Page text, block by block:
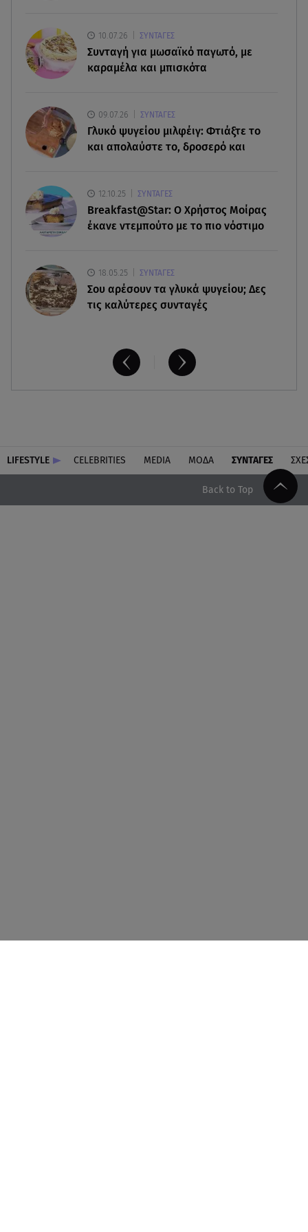
Κρήτη: Τουρίστας ρωτούσε πόσο να πληρώσει
για να ασελγήσει σε 10χρονη
07.08.26 , 21:17
αριθμοί για τα 32.000.000 ευρώ
07.08.26 , 21:03
Σε τρία επίπεδα οι παραβιάσεις της Τουρκίας στο
10.07.26 ΣΥΝΤΑΓΕΣ
Συνταγή για μωσαϊκό παγωτό, με
καραμέλα και μπισκότα
09.07.26 ΣΥΝΤΑΓΕΣ
Γλυκό ψυγείου μιλφέιγ: Φτιάξτε το
και απολαύστε το, δροσερό και
12.10.25 ΣΥΝΤΑΓΕΣ
Breakfast@Star: O Xρήστος Μοίρας
έκανε ντεμπούτο με το πιο νόστιμο
18.05.25 ΣΥΝΤΑΓΕΣ
Σου αρέσουν τα γλυκά ψυγείου; Δες
τις καλύτερες συνταγές
LIFESTYLE CELEBRITIES MEDIA ΜΟΔΑ ΣΥΝΤΑΓΕΣ
Back to Top